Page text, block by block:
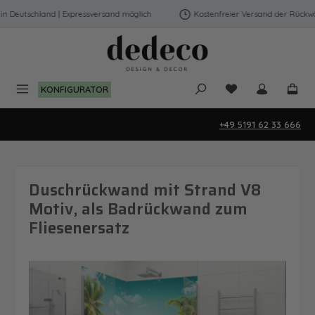
Zum Hauptinhalt springen
| Expressversand möglich Kostenfreier Versand der
KONFIGURATOR Du hast 0
+49 5191 62 33 666
Duschrückwand mit Strand V8
Motiv, als Badrückwand zum
Fliesenersatz
Bildergalerie überspringen